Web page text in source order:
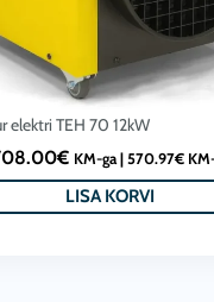
elektri TEH 70 12kW
€ KM-ga | 570.97€
LISA KORVI